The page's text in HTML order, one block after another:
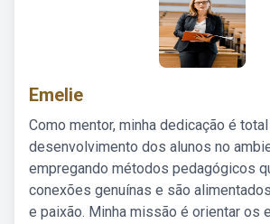
Emelie
Como mentor, minha dedicação é total
desenvolvimento dos alunos no
empregando métodos pedagógicos
conexões genuínas e são
e paixão. Minha missão é orientar os